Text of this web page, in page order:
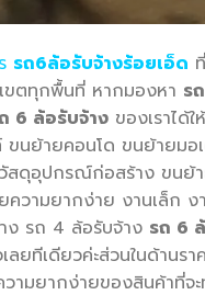
รถ6ล้อรับจ้างร้อยเอ็ด
ขตทุกพื้นที่ หากมองหา ร
6 ล้อรับจ้าง ของเราได้
ขนย้ายคอนโด ขนย้ายมอ
ดุอุปกรณ์ก่อสร้าง ขนย้า
ความยากง่าย งานเล็ก
าง รถ 4 ล้อรับจ้าง รถ 6
เลยทีเดียวค่ะส่วนในด้าน
วามยากง่ายของสินค้าที่